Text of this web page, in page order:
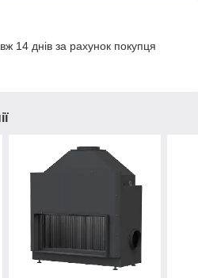
14 днів за рахунок покупця